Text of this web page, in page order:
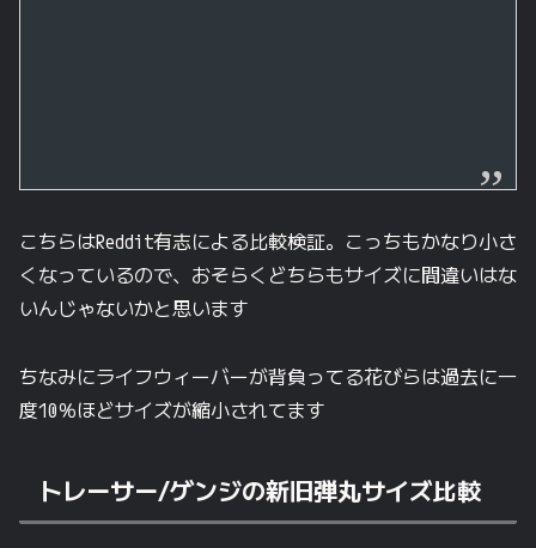
こちらはReddit有志による比較検証。こっちもかなり小さ
くなっているので、おそらくどちらもサイズに間違いはな
いんじゃないかと思います
ちなみにライフウィーバーが背負ってる花びらは過去に一
度10％ほどサイズが縮小されてます
トレーサー/ゲンジの新旧弾丸サイズ比較